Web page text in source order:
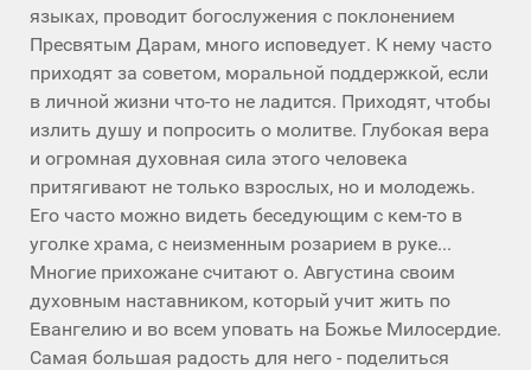
языках, проводит богослужения с поклонением
Пресвятым Дарам, много исповедует. К нему часто
приходят за советом, моральной поддержкой, если
в личной жизни что-то не ладится. Приходят, чтобы
излить душу и попросить о молитве. Глубокая вера
и огромная духовная сила этого человека
притягивают не только взрослых, но и молодежь.
Его часто можно видеть беседующим с кем-то в
уголке храма, с неизменным розарием в руке...
Многие прихожане считают о. Августина своим
духовным наставником, который учит жить по
Евангелию и во всем уповать на Божье Милосердие.
Самая большая радость для него - поделиться